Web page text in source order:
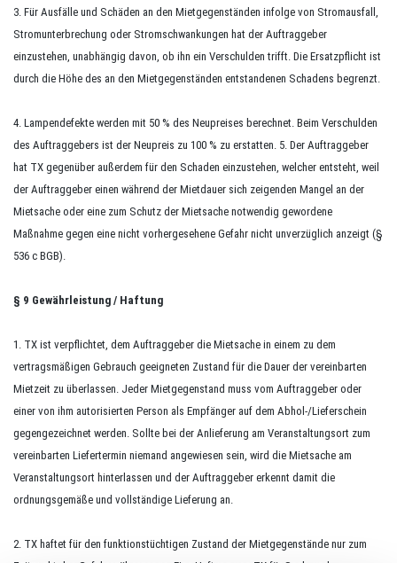
3. Für Ausfälle und Schäden an den Mietgegenständen infolge von Stromausfall,
Stromunterbrechung oder Stromschwankungen hat der Auftraggeber
einzustehen, unabhängig davon, ob ihn ein Verschulden trifft. Die Ersatzpflicht ist
durch die Höhe des an den Mietgegenständen entstandenen Schadens begrenzt.
4. Lampendefekte werden mit 50 % des Neupreises berechnet. Beim Verschulden
des Auftraggebers ist der Neupreis zu 100 % zu erstatten. 5. Der Auftraggeber
hat TX gegenüber außerdem für den Schaden einzustehen, welcher entsteht, weil
der Auftraggeber einen während der Mietdauer sich zeigenden Mangel an der
Mietsache oder eine zum Schutz der Mietsache notwendig gewordene
Maßnahme gegen eine nicht vorhergesehene Gefahr nicht unverzüglich anzeigt (§
536 c BGB).
§ 9 Gewährleistung / Haftung
1. TX ist verpflichtet, dem Auftraggeber die Mietsache in einem zu dem
vertragsmäßigen Gebrauch geeigneten Zustand für die Dauer der vereinbarten
Mietzeit zu überlassen. Jeder Mietgegenstand muss vom Auftraggeber oder
einer von ihm autorisierten Person als Empfänger auf dem Abhol-/Lieferschein
gegengezeichnet werden. Sollte bei der Anlieferung am Veranstaltungsort zum
vereinbarten Liefertermin niemand angewiesen sein, wird die Mietsache am
Veranstaltungsort hinterlassen und der Auftraggeber erkennt damit die
ordnungsgemäße und vollständige Lieferung an.
2. TX haftet für den funktionstüchtigen Zustand der Mietgegenstände nur zum